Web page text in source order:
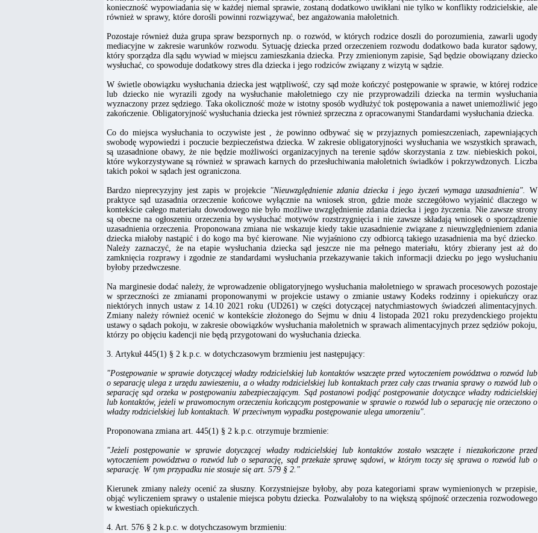
konieczność wypowiadania się w każdej niemal sprawie, zostaną dodatkowo uwikłani nie tylko w konflikty rodzicielskie, ale
również w sprawy, które dorośli powinni rozwiązywać, bez angażowania małoletnich.
Pozostaje również duża grupa spraw bezspornych np. o rozwód, w których rodzice doszli do porozumienia, zawarli ugody
mediacyjne w zakresie warunków rozwodu. Sytuację dziecka przed orzeczeniem rozwodu dodatkowo bada kurator sądowy,
który sporządza dla sądu wywiad w miejscu zamieszkania dziecka. Przy zmienionym zapisie, Sąd będzie obowiązany dziecko
wysłuchać, co spowoduje dodatkowy stres dla dziecka i jego rodziców związany z wizytą w sądzie.
W świetle obowiązku wysłuchania dziecka jest wątpliwość, czy sąd może kończyć postępowanie w sprawie, w której rodzice
lub dziecko nie wyrazili zgody na wysłuchanie małoletniego czy nie przyprowadzili dziecka na termin wysłuchania
wyznaczony przez sędziego. Taka okoliczność może w istotny sposób wydłużyć tok postępowania a nawet uniemożliwić jego
zakończenie. Obligatoryjność wysłuchania dziecka jest również sprzeczna z opracowanymi Standardami wysłuchania dziecka.
Co do miejsca wysłuchania to oczywiste jest , że powinno odbywać się w przyjaznych pomieszczeniach, zapewniających
swobodę wypowiedzi i poczucie bezpieczeństwa dziecka. W zakresie obligatoryjności wysłuchania we wszystkich sprawach,
są uzasadnione obawy, że nie będzie możliwości organizacyjnych na terenie sądów skorzystania z tzw. niebieskich pokoi,
które wykorzystywane są również w sprawach karnych do przesłuchiwania małoletnich świadków i pokrzywdzonych. Liczba
takich pokoi w sądach jest ograniczona.
Bardzo nieprecyzyjny jest zapis w projekcie "Nieuwzględnienie zdania dziecka i jego życzeń wymaga uzasadnienia". W
praktyce sąd uzasadnia orzeczenie końcowe wyłącznie na wniosek stron, gdzie może szczegółowo wyjaśnić dlaczego w
kontekście całego materiału dowodowego nie było możliwe uwzględnienie zdania dziecka i jego życzenia. Nie zawsze strony
są obecne na ogłoszeniu orzeczenia by wysłuchać motywów rozstrzygnięcia i nie zawsze składają wniosek o sporządzenie
uzasadnienia orzeczenia. Proponowana zmiana nie wskazuje kiedy takie uzasadnienie związane z nieuwzględnieniem zdania
dziecka miałoby nastąpić i do kogo ma być kierowane. Nie wyjaśniono czy odbiorcą takiego uzasadnienia ma być dziecko.
Należy zaznaczyć, że na etapie wysłuchania dziecka sąd jeszcze nie ma pełnego materiału, który zbierany jest aż do
zamknięcia rozprawy i zgodnie ze standardami wysłuchania przekazywanie takich informacji dziecku po jego wysłuchaniu
byłoby przedwczesne.
Na marginesie dodać należy, że wprowadzenie obligatoryjnego wysłuchania małoletniego w sprawach procesowych pozostaje
w sprzeczności ze zmianami proponowanymi w projekcie ustawy o zmianie ustawy Kodeks rodzinny i opiekuńczy oraz
niektórych innych ustaw z 14.10 2021 roku (UD261) w części dotyczącej natychmiastowych świadczeń alimentacyjnych.
Zmiany należy również ocenić w kontekście złożonego do Sejmu w dniu 4 listopada 2021 roku prezydenckiego projektu
ustawy o sądach pokoju, w zakresie obowiązków wysłuchania małoletnich w sprawach alimentacyjnych przez sędziów pokoju,
którzy po objęciu kadencji nie będą przygotowani do wysłuchania dziecka.
3. Artykuł 445(1) § 2 k.p.c. w dotychczasowym brzmieniu jest następujący:
"Postępowanie w sprawie dotyczącej władzy rodzicielskiej lub kontaktów wszczęte przed wytoczeniem powództwa o rozwód lub
o separację ulega z urzędu zawieszeniu, a o władzy rodzicielskiej lub kontaktach przez cały czas trwania sprawy o rozwód lub o
separację sąd orzeka w postępowaniu zabezpieczającym. Sąd postanowi podjąć postępowanie dotyczące władzy rodzicielskiej
lub kontaktów, jeżeli w prawomocnym orzeczeniu kończącym postępowanie w sprawie o rozwód lub o separację nie orzeczono o
władzy rodzicielskiej lub kontaktach. W przeciwnym wypadku postępowanie ulega umorzeniu".
Proponowana zmiana art. 445(1) § 2 k.p.c. otrzymuje brzmienie:
"Jeżeli postępowanie w sprawie dotyczącej władzy rodzicielskiej lub kontaktów zostało wszczęte i niezakończone przed
wytoczeniem powództwa o rozwód lub o separację, sąd przekaże sprawę sądowi, w którym toczy się sprawa o rozwód lub o
separację. W tym przypadku nie stosuje się art. 579 § 2."
Kierunek zmiany należy ocenić za słuszny. Korzystniejsze byłoby, aby poza kategoriami spraw wymienionych w przepisie,
objąć wyliczeniem sprawy o ustalenie miejsca pobytu dziecka. Pozwalałoby to na większą spójność orzeczenia rozwodowego
w kwestiach opiekuńczych.
4. Art. 576 § 2 k.p.c. w dotychczasowym brzmieniu: